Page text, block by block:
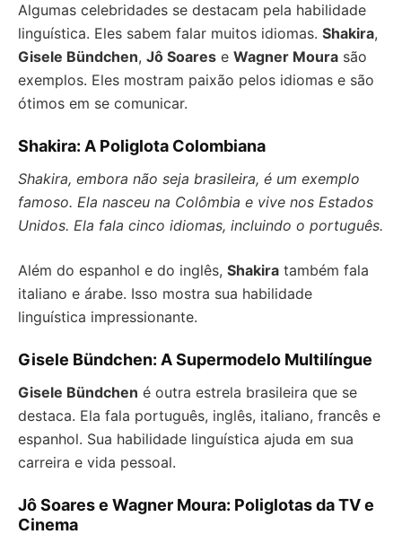
Algumas celebridades se destacam pela habilidade
linguística. Eles sabem falar muitos idiomas. Shakira,
Gisele Bündchen, Jô Soares e Wagner Moura são
exemplos. Eles mostram paixão pelos idiomas e são
ótimos em se comunicar.
Shakira: A Poliglota Colombiana
Shakira, embora não seja brasileira, é um exemplo
famoso. Ela nasceu na Colômbia e vive nos Estados
Unidos. Ela fala cinco idiomas, incluindo o português.
Além do espanhol e do inglês, Shakira também fala
italiano e árabe. Isso mostra sua habilidade
linguística impressionante.
Gisele Bündchen: A Supermodelo Multilíngue
Gisele Bündchen é outra estrela brasileira que se
destaca. Ela fala português, inglês, italiano, francês e
espanhol. Sua habilidade linguística ajuda em sua
carreira e vida pessoal.
Jô Soares e Wagner Moura: Poliglotas da TV e
Cinema